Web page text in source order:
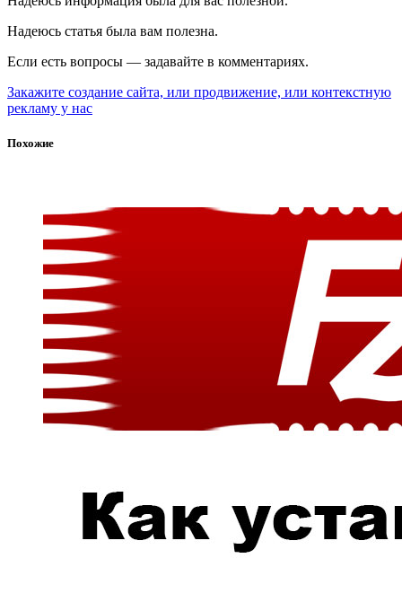
Надеюсь статья была вам полезна.
Если есть вопросы — задавайте в комментариях.
Закажите создание сайта, или продвижение, или контекстную
рекламу у нас
Похожие